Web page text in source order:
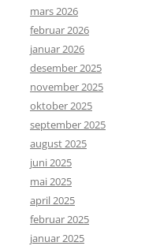
mars 2026
februar 2026
januar 2026
desember 2025
november 2025
oktober 2025
september 2025
august 2025
juni 2025
mai 2025
april 2025
februar 2025
januar 2025